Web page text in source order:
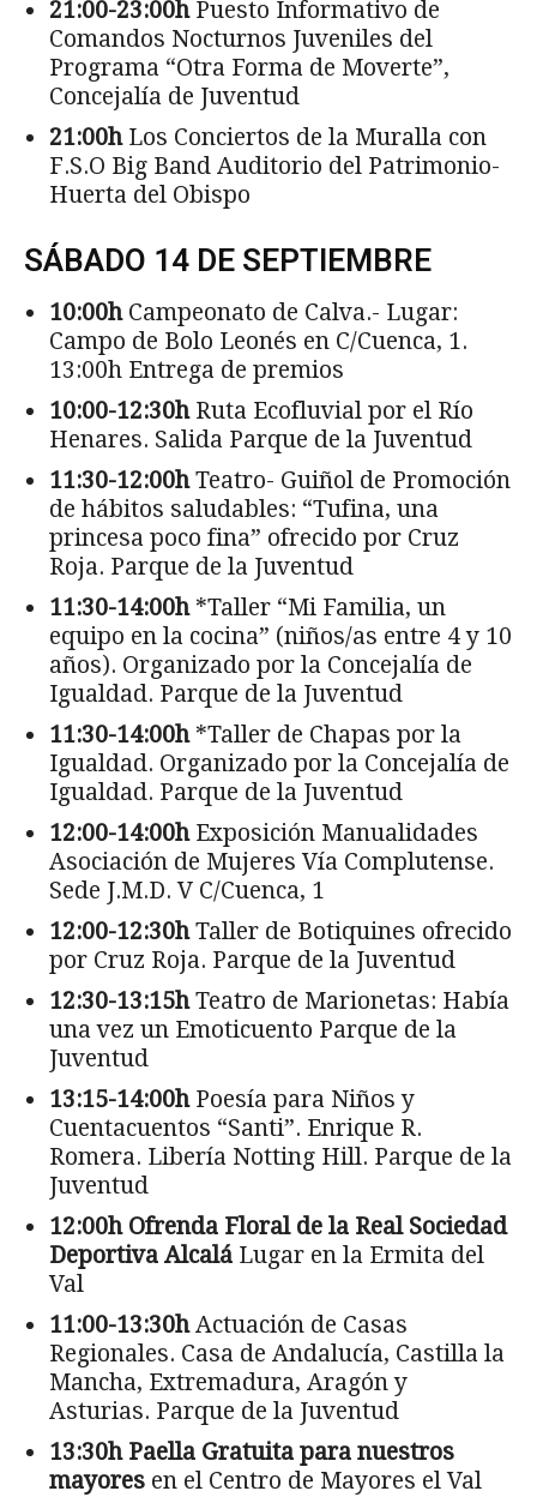
21:00-23:00hPuesto Informativo de
Comandos Nocturnos Juveniles del
Programa “Otra Forma de Moverte”,
Concejalía de Juventud
21:00hLos Conciertos de la Muralla con
F.S.O Big Band Auditorio del Patrimonio-
Huerta del Obispo
SÁBADO 14 DE SEPTIEMBRE
10:00hCampeonato de Calva.- Lugar:
Campo de Bolo Leonés en C/Cuenca, 1.
13:00h Entrega de premios
10:00-12:30hRuta Ecofluvial por el Río
Henares. Salida Parque de la Juventud
11:30-12:00hTeatro- Guiñol de Promoción
de hábitos saludables: “Tufina, una
princesa poco fina” ofrecido por Cruz
Roja. Parque de la Juventud
11:30-14:00h*Taller “Mi Familia, un
equipo en la cocina” (niños/as entre 4 y 10
años). Organizado por la Concejalía de
Igualdad. Parque de la Juventud
11:30-14:00h*Taller de Chapas por la
Igualdad. Organizado por la Concejalía de
Igualdad. Parque de la Juventud
12:00-14:00h Exposición Manualidades
Asociación de Mujeres Vía Complutense.
Sede J.M.D. V C/Cuenca, 1
12:00-12:30hTaller de Botiquines ofrecido
por Cruz Roja. Parque de la Juventud
12:30-13:15hTeatro de Marionetas: Había
una vez un Emoticuento Parque de la
Juventud
13:15-14:00hPoesía para Niños y
Cuentacuentos “Santi”. Enrique R.
Romera. Libería Notting Hill. Parque de la
Juventud
12:00h Ofrenda Floral de la Real Sociedad
Deportiva Alcalá Lugar en la Ermita del
Val
11:00-13:30hActuación de Casas
Regionales. Casa de Andalucía, Castilla la
Mancha, Extremadura, Aragón y
Asturias. Parque de la Juventud
13:30h Paella Gratuita para nuestros
mayores en el Centro de Mayores el Val